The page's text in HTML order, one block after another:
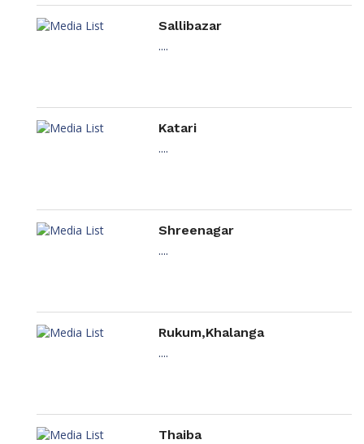
Sallibazar
....
Katari
....
Shreenagar
....
Rukum,Khalanga
....
Thaiba